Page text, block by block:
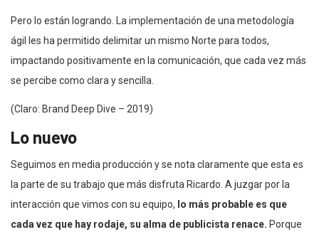
Pero lo están logrando. La implementación de una metodología
ágil les ha permitido delimitar un mismo Norte para todos,
impactando positivamente en la comunicación, que cada vez más
se percibe como clara y sencilla.
(Claro: Brand Deep Dive – 2019)
Lo nuevo
Seguimos en media producción y se nota claramente que esta es
la parte de su trabajo que más disfruta Ricardo. A juzgar por la
interacción que vimos con su equipo, lo más probable es que
cada vez que hay rodaje, su alma de publicista renace. Porque